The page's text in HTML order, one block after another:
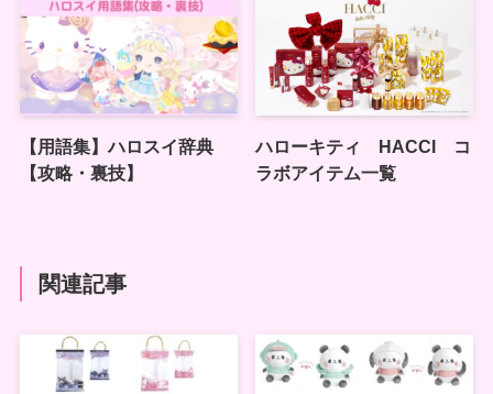
【用語集】ハロスイ辞典
【攻略・裏技】
ハローキティ HACCI コ
ラボアイテム一覧
関連記事